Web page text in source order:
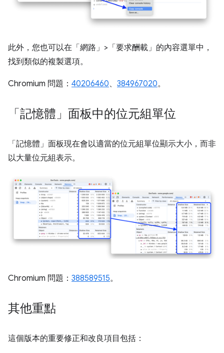
此外，您也可以在「網路」>「要求酬載」的內容選單中，
找到類似的複製選項。
Chromium 問題： 40206460、 384967020。
「記憶體」面板中的位元組單位
「記憶體」 面板現在會以適當的位元組單位顯示大小，而非
以大量位元組表示。
Chromium 問題： 388589515。
其他重點
這個版本的重要修正和改良項目包括：